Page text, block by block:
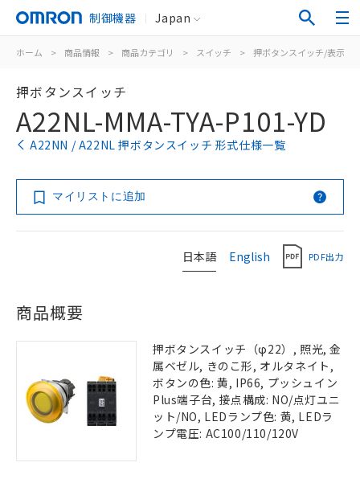
制御機器 Japan
ホーム > 商品情報 > 商品カテゴリ > スイッチ > 押ボタンスイッチ/表示灯
押ボタンスイッチ
A22NL-MMA-TYA-P101-YD
A22NN / A22NL 押ボタンスイッチ 形式仕様一覧
マイリストに追加
日本語 English PDF出力
商品概要
押ボタンスイッチ（φ22）, 照光, 金
属ベゼル, きのこ形, オルタネイト,
ボタンの色: 黄, IP66, プッシュイン
Plus端子台, 接点構成: NO/点灯ユニ
ット/NO, LEDランプ色: 黄, LEDラ
ンプ電圧: AC100/110/120V